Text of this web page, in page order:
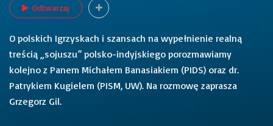
Odtwarzaj
O polskich Igrzyskach i szansach na wypełnienie realną
treścią „sojuszu” polsko-indyjskiego porozmawiamy
kolejno z Panem Michałem Banasiakiem (PIDS) oraz dr.
Patrykiem Kugielem (PISM, UW). Na rozmowę zaprasza
Grzegorz Gil.